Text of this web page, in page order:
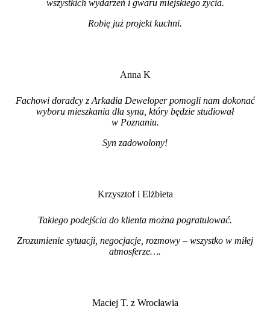
wszystkich wydarzeń i gwaru miejskiego życia.
Robię już projekt kuchni.
Anna K
Fachowi doradcy z Arkadia Deweloper pomogli nam dokonać
wyboru mieszkania dla syna, który będzie studiował
w Poznaniu.
Syn zadowolony!
Krzysztof i Elżbieta
Takiego podejścia do klienta można pogratulować.
Zrozumienie sytuacji, negocjacje, rozmowy – wszystko w miłej
atmosferze….
Maciej T. z Wrocławia